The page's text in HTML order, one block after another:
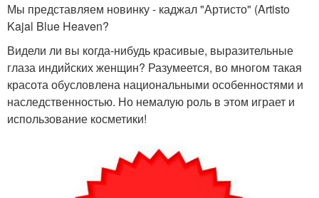
Мы представляем новинку - каджал "Артисто" (Artisto
Kajal Blue Heaven?
Видели ли вы когда-нибудь красивые, выразительные
глаза индийских женщин? Разумеется, во многом такая
красота обусловлена национальными особенностями и
наследственностью. Но немалую роль в этом играет и
использование косметики!